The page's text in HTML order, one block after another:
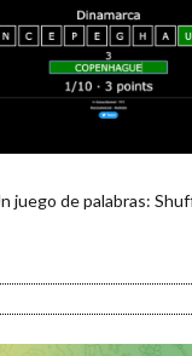
juego de palabras: